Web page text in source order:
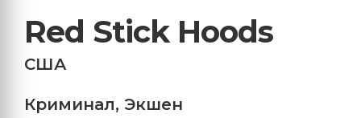
Red Stick Hoods
США
Криминал, Экшен